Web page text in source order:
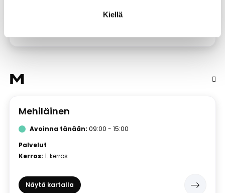
Kiellä
M
Mehiläinen
Avoinna tänään: 09:00 - 15:00
Palvelut
Kerros: 1. kerros
Näytä kartalla